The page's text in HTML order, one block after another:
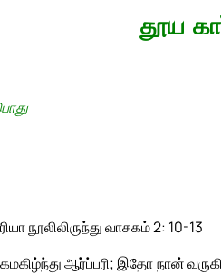
தூய
நூலிலிருந்து வாசகம் 2: 10-13
ஆர்ப்பரி; இதோ நான்